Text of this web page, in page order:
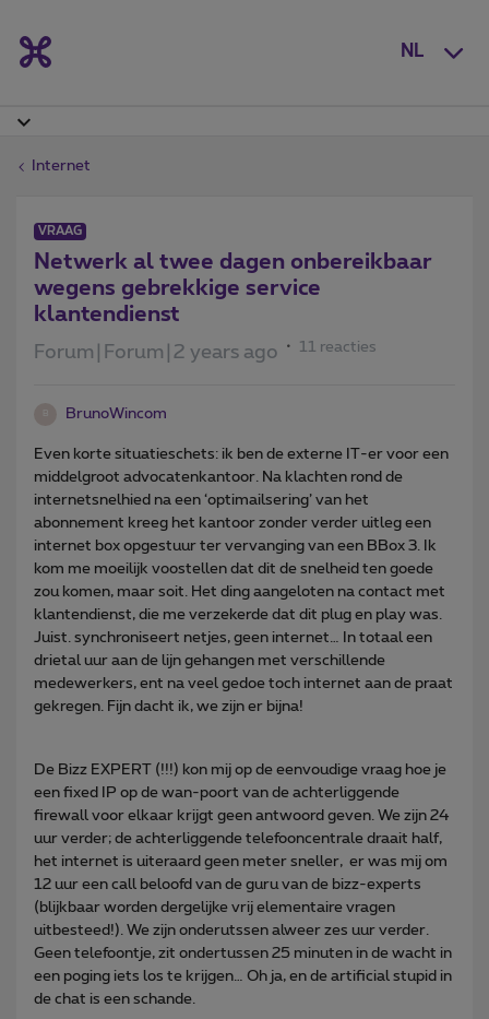
NL
Internet
VRAAG
Netwerk al twee dagen onbereikbaar
wegens gebrekkige service
klantendienst
Forum|Forum|2 years ago 11 reacties
BrunoWincom
Even korte situatieschets: ik ben de externe IT-er voor een
middelgroot advocatenkantoor. Na klachten rond de
internetsnelhied na een ‘optimailsering’ van het
abonnement kreeg het kantoor zonder verder uitleg een
internet box opgestuur ter vervanging van een BBox 3. Ik
kom me moeilijk voostellen dat dit de snelheid ten goede
zou komen, maar soit. Het ding aangeloten na contact met
klantendienst, die me verzekerde dat dit plug en play was.
Juist. synchroniseert netjes, geen internet… In totaal een
drietal uur aan de lijn gehangen met verschillende
medewerkers, ent na veel gedoe toch internet aan de praat
gekregen. Fijn dacht ik, we zijn er bijna!
De Bizz EXPERT (!!!) kon mij op de eenvoudige vraag hoe je
een fixed IP op de wan-poort van de achterliggende
firewall voor elkaar krijgt geen antwoord geven. We zijn 24
uur verder; de achterliggende telefooncentrale draait half,
het internet is uiteraard geen meter sneller, er was mij om
12 uur een call beloofd van de guru van de bizz-experts
(blijkbaar worden dergelijke vrij elementaire vragen
uitbesteed!). We zijn onderutssen alweer zes uur verder.
Geen telefoontje, zit ondertussen 25 minuten in de wacht in
een poging iets los te krijgen… Oh ja, en de artificial stupid in
de chat is een schande.